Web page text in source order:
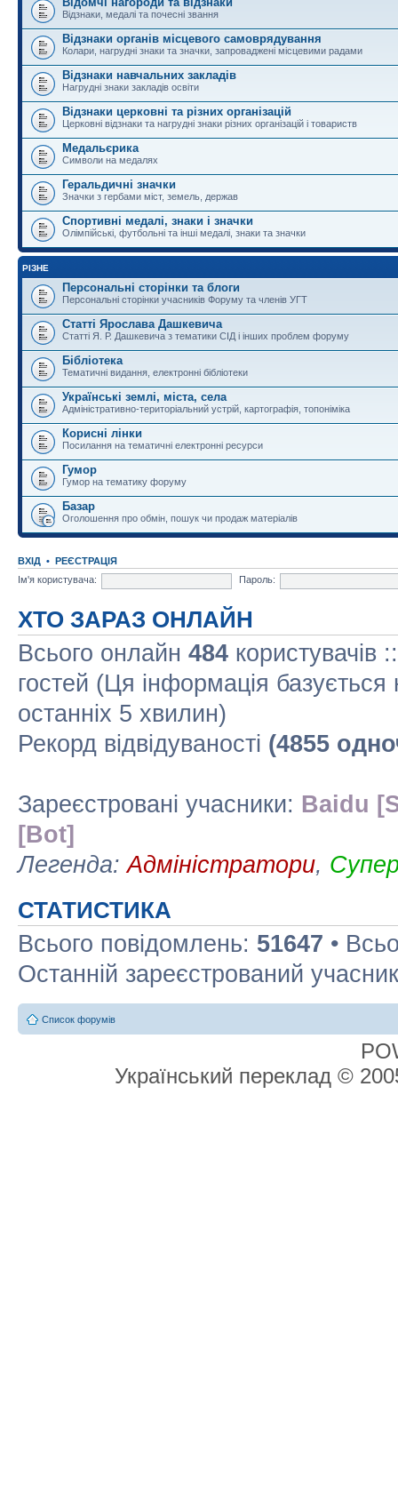
Відзнаки, медалі та почесні звання
Відзнаки органів місцевого самоврядування
Колари, нагрудні знаки та значки, запроваджені місцевими радами
Відзнаки навчальних закладів
Нагрудні знаки закладів освіти
Відзнаки церковні та різних організацій
Церковні відзнаки та нагрудні знаки різних організацій і товариств
Медальєрика
Символи на медалях
Геральдичні значки
Значки з гербами міст, земель, держав
Спортивні медалі, знаки і значки
Олімпійські, футбольні та інші медалі, знаки та значки
РІЗНЕ
Персональні сторінки та блоги
Персональні сторінки учасників Форуму та членів УГТ
Статті Ярослава Дашкевича
Статті Я. Р. Дашкевича з тематики СІД і інших проблем форуму
Бібліотека
Тематичні видання, електронні бібліотеки
Українські землі, міста, села
Адміністративно-територіальний устрій, картографія, топоніміка
Корисні лінки
Посилання на тематичні електронні ресурси
Гумор
Гумор на тематику форуму
Базар
Оголошення про обмін, пошук чи продаж матеріалів
ВХІД • РЕЄСТРАЦІЯ
Ім'я користувача:
Пароль:
ХТО ЗАРАЗ ОНЛАЙН
Всього онлайн 484 користувачів
гостей (Ця інформація базується
останніх 5 хвилин)
Рекорд відвідуваності (4855
Зареєстровані учасники: Baidu
[Bot]
Легенда:Адміністратори,
СТАТИСТИКА
Всього повідомлень: 51647 •
Останній зареєстрований
Список форумів
Український переклад ©